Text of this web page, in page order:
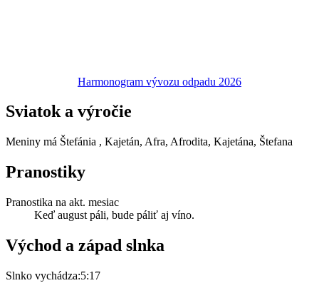
Harmonogram vývozu odpadu 2026
Sviatok a výročie
Meniny má Štefánia , Kajetán, Afra, Afrodita, Kajetána, Štefana
Pranostiky
Pranostika na akt. mesiac
Keď august páli, bude páliť aj víno.
Východ a západ slnka
Slnko vychádza:5:17